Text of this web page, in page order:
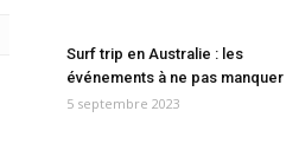
Surf trip en Australie : les
événements à ne pas manquer
5 septembre 2023